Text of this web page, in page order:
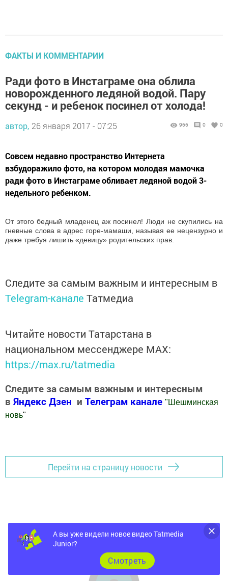
ФАКТЫ И КОММЕНТАРИИ
Ради фото в Инстаграме она облила
новорожденного ледяной водой. Пару
секунд - и ребенок посинел от холода!
автор, 26 января 2017 - 07:25 966 0 0
Совсем недавно пространство Интернета
взбудоражило фото, на котором молодая мамочка
ради фото в Инстаграме обливает ледяной водой 3-
недельного ребенком.
От этого бедный младенец аж посинел! Люди не скупились на
гневные слова в адрес горе-мамаши, называя ее нецензурно и
даже требуя лишить «девицу» родительских прав.
Следите за самым важным и интересным в
Telegram-канале Татмедиа
Читайте новости Татарстана в
национальном мессенджере MАХ:
https://max.ru/tatmedia
Следите за самым важным и интересным
в Яндекс Дзен и Телеграм канале " Шешминская
новь"
Перейти на страницу новости
А вы уже видели новое видео Tatmedia
Junior?
Cмотреть